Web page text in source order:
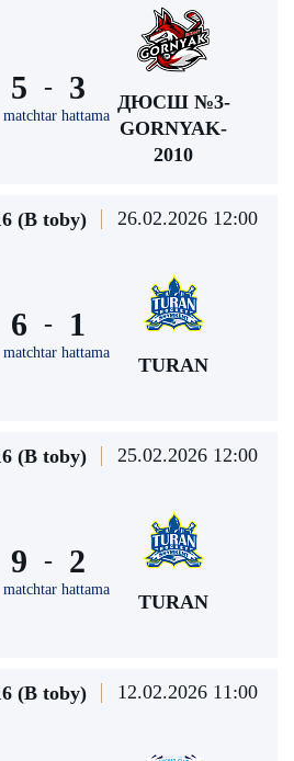
5 -
matchtar hattama
3
ДЮСШ №3-
GORNYAK-
2010
(В toby) 26.02.2026 12:00
6 -
matchtar hattama
1
TURAN
(В toby) 25.02.2026 12:00
9 -
matchtar hattama
2
TURAN
(В toby) 12.02.2026 11:00